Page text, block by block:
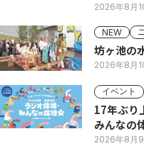
2026年8月
NEW
坊ヶ池の
2026年8月
イベント
17年ぶり
みんなの
2026年8月9